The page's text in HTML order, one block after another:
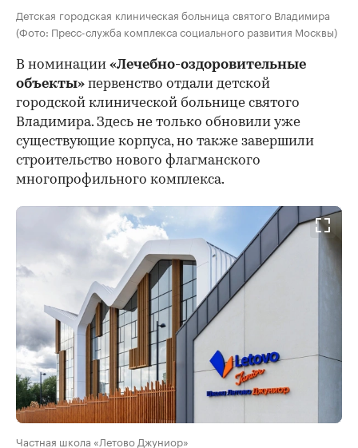
Детская городская клиническая больница святого Владимира
(Фото: Пресс-служба комплекса социального развития Москвы)
В номинации «Лечебно-оздоровительные
объекты» первенство отдали детской
городской клинической больнице святого
Владимира. Здесь не только обновили уже
существующие корпуса, но также завершили
строительство нового флагманского
многопрофильного комплекса.
Частная школа «Летово Джуниор»